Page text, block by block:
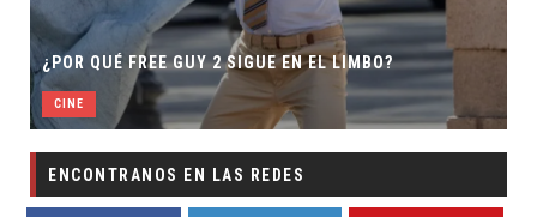
¿POR QUÉ FREE GUY 2 SIGUE EN EL LIMBO?
CINE
ENCONTRANOS EN LAS REDES